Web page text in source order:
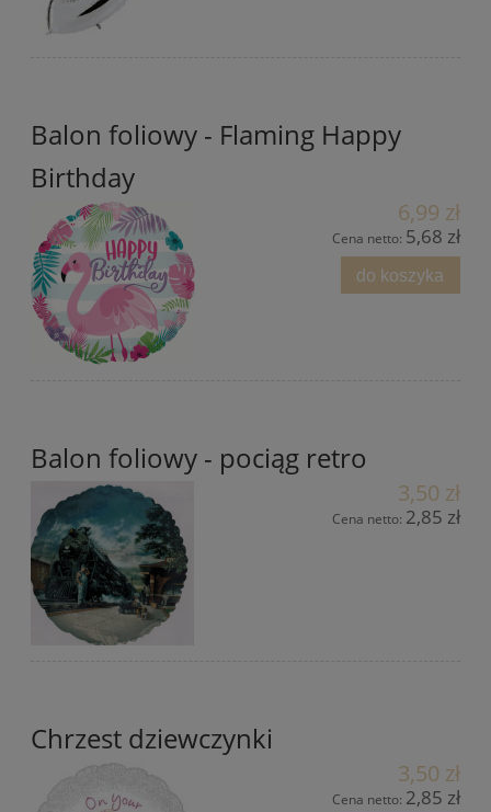
Balon foliowy - Flaming Happy
Birthday
6,99 zł
Cena netto: 5,68 zł
do koszyka
Balon foliowy - pociąg retro
3,50 zł
Cena netto: 2,85 zł
Chrzest dziewczynki
3,50 zł
Cena netto: 2,85 zł